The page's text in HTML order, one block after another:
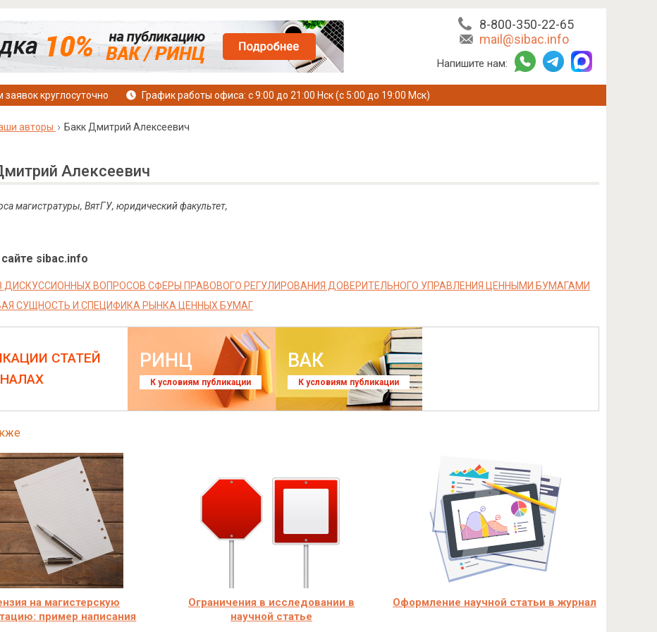
8-800-350-22-65
mail@sibac.info
Напишите нам:
заявок круглосуточно График работы офиса: с 9:00 до 21:00 Нск (с 5:00 до 19:00 Мск)
авторы Бакк Дмитрий Алексеевич
Алексеевич
магистратуры, ВятГУ, юридический факультет,
sibac.info
ДИСКУССИОННЫХ ВОПРОСОВ СФЕРЫ ПРАВОВОГО РЕГУЛИРОВАНИЯ ДОВЕРИТЕЛЬНОГО УПРАВЛЕНИЯ ЦЕННЫМИ БУМАГАМИ
СУЩНОСТЬ И СПЕЦИФИКА РЫНКА ЦЕННЫХ БУМАГ
СТАТЕЙ
РИНЦ
К условиям публикации
ВАК
К условиям публикации
на магистерскую
пример написания
Ограничения в исследовании в
научной статье
Оформление научной статьи в журнал